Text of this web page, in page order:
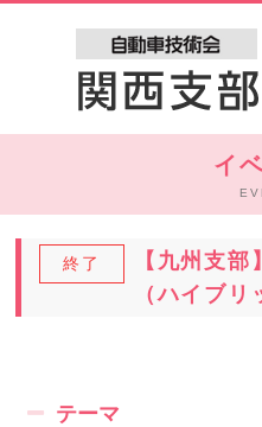
イ
終了
【九州支
（ハイブ
テーマ